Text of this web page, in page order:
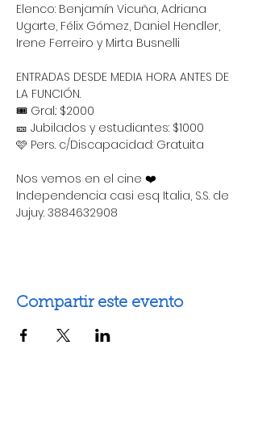
Elenco: Benjamín Vicuña, Adriana
Ugarte, Félix Gómez, Daniel Hendler,
Irene Ferreiro y Mirta Busnelli
ENTRADAS DESDE MEDIA HORA ANTES DE
LA FUNCIÓN.
🎟 Gral.: $2000
🎫 Jubilados y estudiantes: $1000
🩷 Pers. c/Discapacidad: Gratuita
Nos vemos en el cine ❤️
Independencia casi esq Italia, S.S. de
Jujuy. 3884632908
Compartir este evento